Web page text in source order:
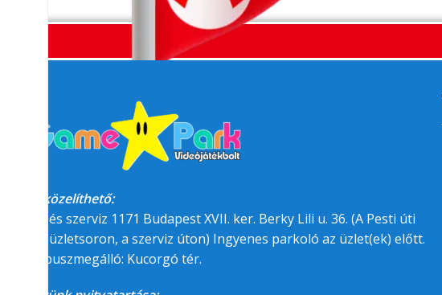
Megközelíthető:
üzlet és szerviz 1171 Budapest XVII. ker. Berky Lili u. 36. (A Pesti úti
felőli üzletsoron, a szerviz úton) Ingyenes parkoló az üzlet(ek) előtt.
BKK buszmegálló: Kucorgó tér.